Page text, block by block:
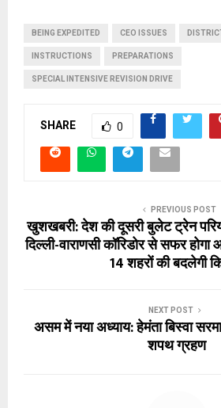
BEING EXPEDITED CEO ISSUES
INSTRUCTIONS PREPARATIONS
SPECIAL INTENSIVE REVISION DRIVE
SHARE 0
PREVIOUS POST
खुशखबरी: देश की दूसरी बुलेट ट्रेन
दिल्ली-वाराणसी कॉरिडोर से सफर
14 शहरों की बदलेगी
NEXT POST
असम में नया अध्याय: हेमंता बिस्वा
शपथ ग्रहण